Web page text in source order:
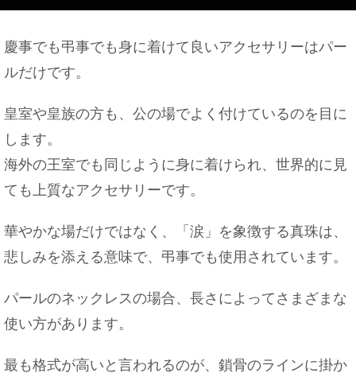
慶事でも弔事でも身に着けて良いアクセサリーはパー
ルだけです。
皇室や皇族の方も、公の場でよく付けているのを目に
します。
海外の王室でも同じように身に着けられ、世界的に見
ても上質なアクセサリーです。
華やかな場だけではなく、「涙」を象徴する真珠は、
悲しみを添える意味で、弔事でも使用されています。
パールのネックレスの場合、長さによってさまざまな
使い方があります。
最も格式が高いと言われるのが、鎖骨のラインに掛か